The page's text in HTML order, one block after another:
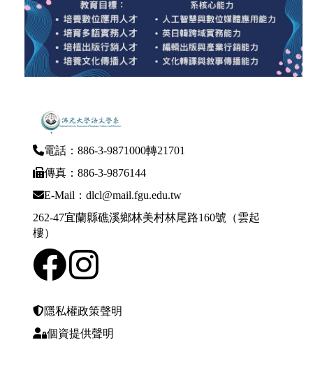
電話：886-3-9871000轉21701
傳真：886-3-9876144
E-Mail：dlcl@mail.fgu.edu.tw
262-47宜蘭縣礁溪鄉林美村林尾路160號（雲起
樓）
隱私權政策聲明
個資提供聲明